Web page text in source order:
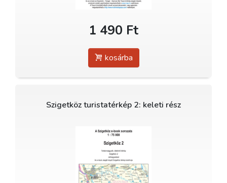
1 490 Ft
kosárba
Szigetköz turistatérkép 2: keleti rész